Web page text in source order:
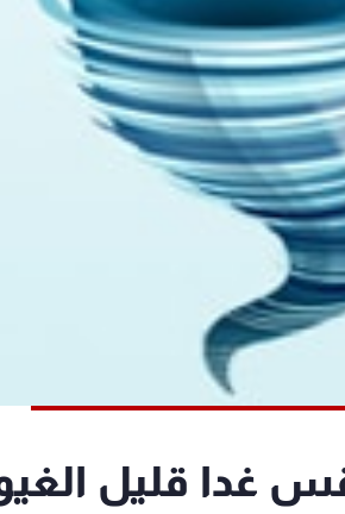
غدا قليل